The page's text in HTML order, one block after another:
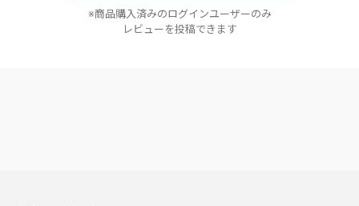
※商品購入済みのログインユーザーのみ
レビューを投稿できます